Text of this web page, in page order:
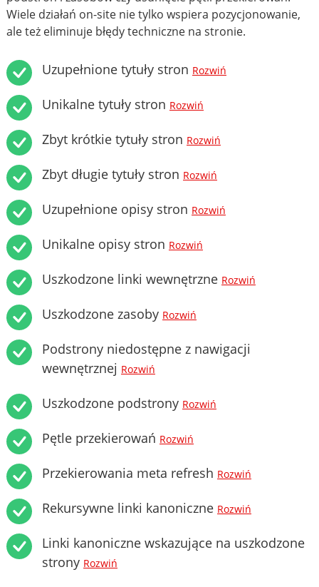
Wiele działań on-site nie tylko wspiera pozycjonowanie,
ale też eliminuje błędy techniczne na stronie.
Uzupełnione tytuły stron Rozwiń
Unikalne tytuły stron Rozwiń
Zbyt krótkie tytuły stron Rozwiń
Zbyt długie tytuły stron Rozwiń
Uzupełnione opisy stron Rozwiń
Unikalne opisy stron Rozwiń
Uszkodzone linki wewnętrzne Rozwiń
Uszkodzone zasoby Rozwiń
Podstrony niedostępne z nawigacji
wewnętrznej Rozwiń
Uszkodzone podstrony Rozwiń
Pętle przekierowań Rozwiń
Przekierowania meta refresh Rozwiń
Rekursywne linki kanoniczne Rozwiń
Linki kanoniczne wskazujące na uszkodzone
strony Rozwiń